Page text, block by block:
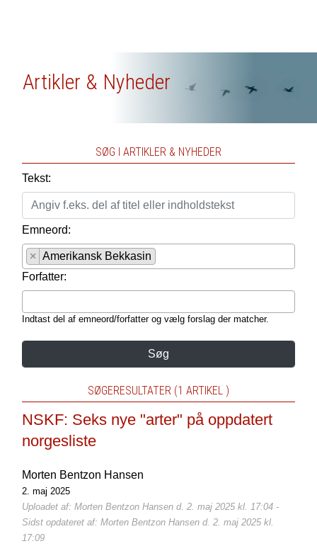
Artikler & Nyheder
SØG I ARTIKLER & NYHEDER
Tekst:
Emneord:
× Amerikansk Bekkasin
Forfatter:
Indtast del af emneord/forfatter og vælg forslag der matcher.
Søg
SØGERESULTATER (1 ARTIKEL )
NSKF: Seks nye "arter" på oppdatert
norgesliste
Morten Bentzon Hansen
2. maj 2025
Uploadet af: Morten Bentzon Hansen d. 2. maj 2025 kl. 17:04 -
Sidst opdateret af: Morten Bentzon Hansen d. 2. maj 2025 kl.
17:09